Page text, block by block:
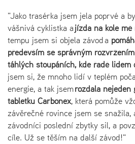
"Jako trasérka jsem jela poprvé a
vášnivá cyklistka ajízda na kole
tempu jsem si objela závod a
především se správným
táhlých stoupáních, kde řadě lidem
jsem si, že mnoho lidí v teplém
energie, a tak jsemrozdala nejeden
tabletku Carbonex, která pomůže
závěrečné rovince jsem se snažila,
závodníci poslední zbytky sil, a
cíle. Už se těším na další závod!"